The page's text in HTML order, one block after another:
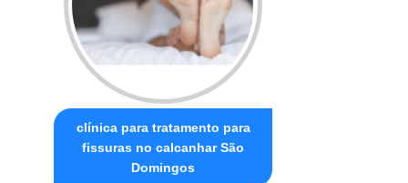
clínica para tratamento para
fissuras no calcanhar São
Domingos